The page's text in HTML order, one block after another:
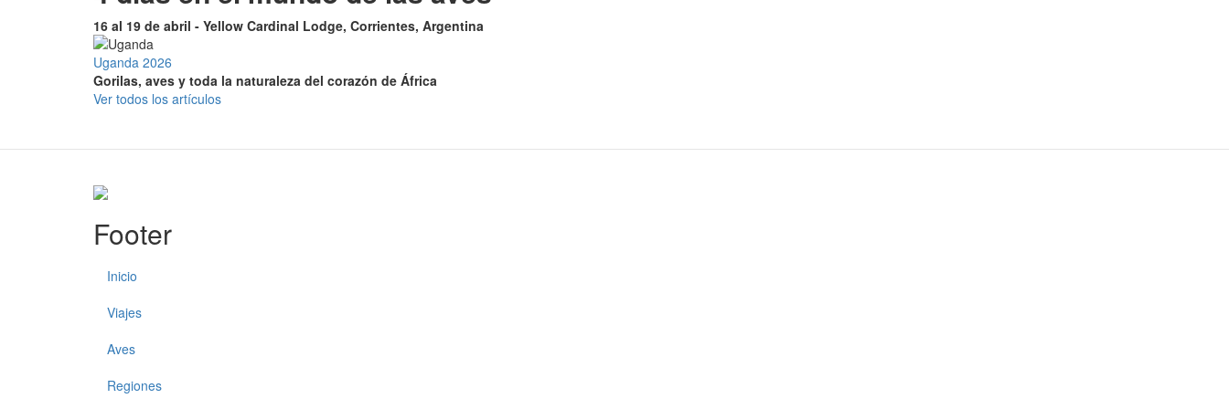
16 al 19 de abril - Yellow Cardinal Lodge, Corrientes, Argentina
Uganda 2026
Gorilas, aves y toda la naturaleza del corazón de África
Ver todos los artículos
Footer
Inicio
Viajes
Aves
Regiones